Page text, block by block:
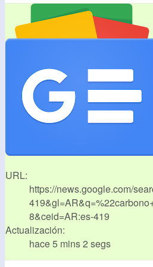
URL:
https://news.google.com/
8&ceid=AR:es-419
Actualización:
hace 5 mins 2 segs